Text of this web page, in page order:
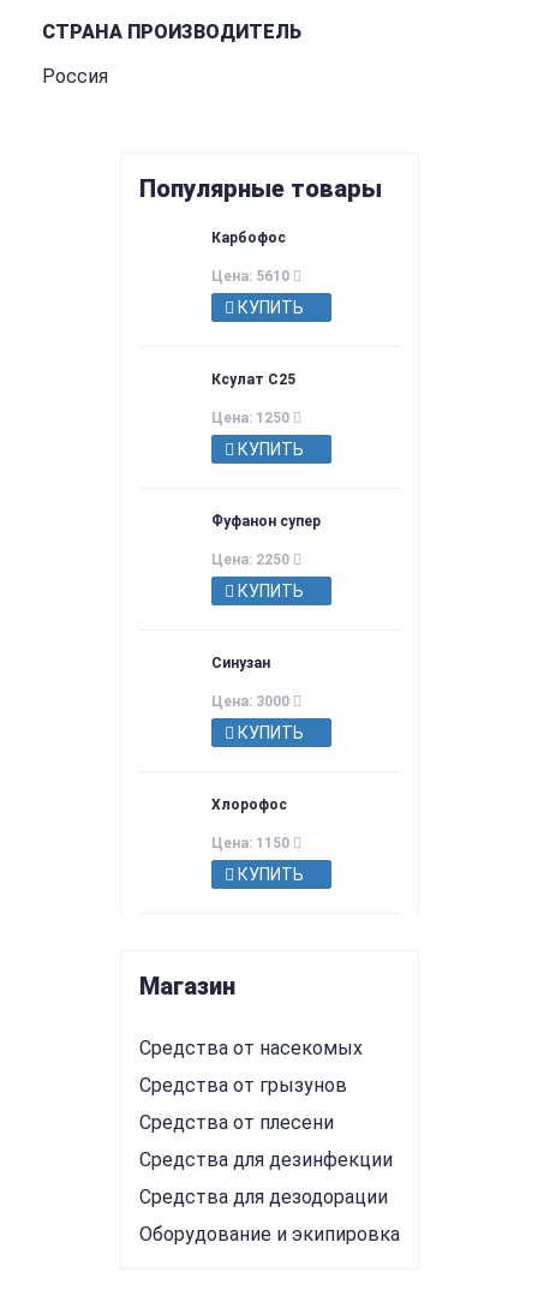
СТРАНА ПРОИЗВОДИТЕЛЬ
Россия
Популярные товары
Карбофос
Цена: 5610
КУПИТЬ
Ксулат С25
Цена: 1250
КУПИТЬ
Фуфанон супер
Цена: 2250
КУПИТЬ
Синузан
Цена: 3000
КУПИТЬ
Хлорофос
Цена: 1150
КУПИТЬ
Магазин
Средства от насекомых
Средства от грызунов
Средства от плесени
Средства для дезинфекции
Средства для дезодорации
Оборудование и экипировка